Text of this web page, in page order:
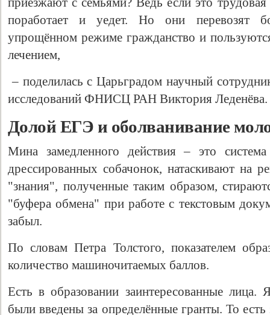
поработает и уедет. Но они перевозят
упрощённом режиме гражданство и
лечением,
– поделилась с Царьградом научный
исследований ФНИСЦ РАН Виктория Леденёва.
Долой ЕГЭ и оболванивание
Мина замедленного действия – это
дрессированных собачонок, натаскивают на
"знания", полученные таким образом,
"буфера обмена" при работе с текстовым
забыл.
По словам Петра Толстого, показателем
количество машиночитаемых баллов.
Есть в образовании заинтересованные
были введены за определённые гранты. То